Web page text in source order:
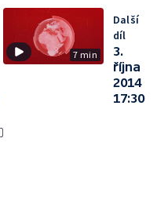
7 min
Další
díl
3.
října
2014
17:30